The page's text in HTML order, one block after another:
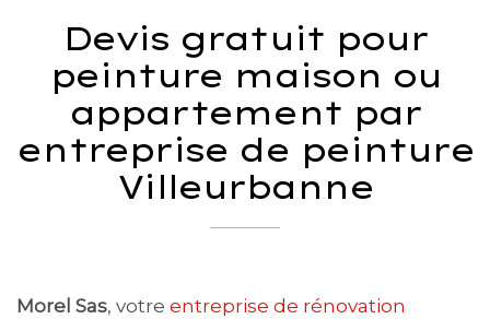
Devis gratuit pour
peinture maison ou
appartement par
entreprise de peinture
Villeurbanne
Morel Sas, votre entreprise de rénovation